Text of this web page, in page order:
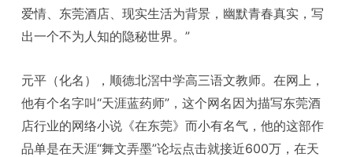
爱情、东莞酒店、现实生活为背景，幽默青春真实，写
出一个不为人知的隐秘世界。”
元平（化名），顺德北滘中学高三语文教师。在网上，
他有个名字叫“天涯蓝药师”，这个网名因为描写东莞酒
店行业的网络小说《在东莞》而小有名气，他的这部作
品单是在天涯“舞文弄墨”论坛点击就接近600万，在天